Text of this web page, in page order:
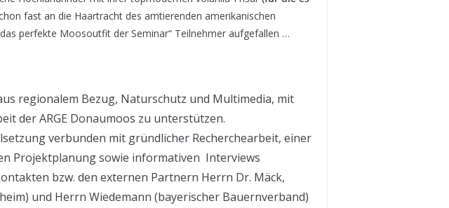
fast an die Haartracht des amtierenden amerikanischen
perfekte Moosoutfit der Seminar“ Teilnehmer aufgefallen …
regionalem Bezug, Naturschutz und Multimedia, mit
der ARGE Donaumoos zu unterstützen.
verbunden mit gründlicher Recherchearbeit, einer
Projektplanung sowie informativen Interviews
bzw. den externen Partnern Herrn Dr. Mäck,
und Herrn Wiedemann (bayerischer Bauernverband)